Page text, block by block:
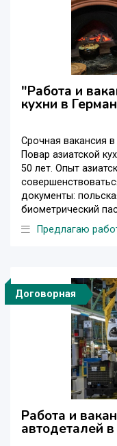
"Работа и
кухни в
Срочная вакансия
Повар азиатской
50 лет. Опыт
документы:
биометрический
Предлагаю
Договорная
Работа и
автодеталей